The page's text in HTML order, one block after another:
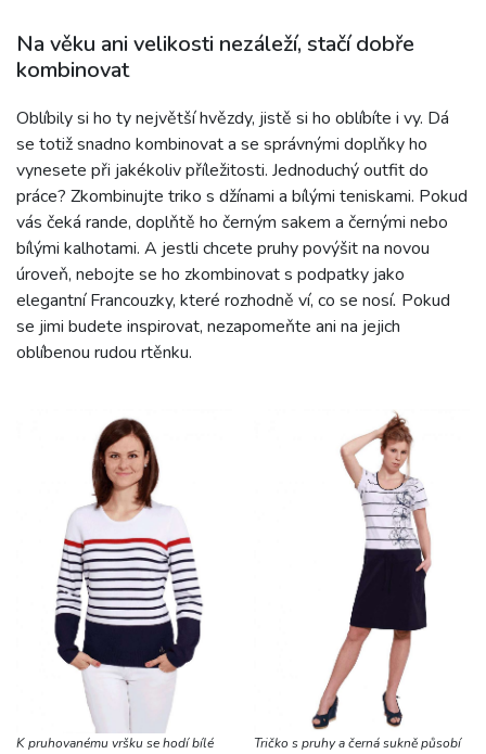
Na věku ani velikosti nezáleží, stačí dobře
kombinovat
Oblíbily si ho ty největší hvězdy, jistě si ho oblíbíte i vy. Dá
se totiž snadno kombinovat a se správnými doplňky ho
vynesete při jakékoliv příležitosti. Jednoduchý outfit do
práce? Zkombinujte triko s džínami a bílými teniskami. Pokud
vás čeká rande, doplňtě ho černým sakem a černými nebo
bílými kalhotami. A jestli chcete pruhy povýšit na novou
úroveň, nebojte se ho zkombinovat s podpatky jako
elegantní Francouzky, které rozhodně ví, co se nosí. Pokud
se jimi budete inspirovat, nezapomeňte ani na jejich
oblíbenou rudou rtěnku.
K pruhovanému vršku se hodí bílé Tričko s pruhy a černá sukně působí